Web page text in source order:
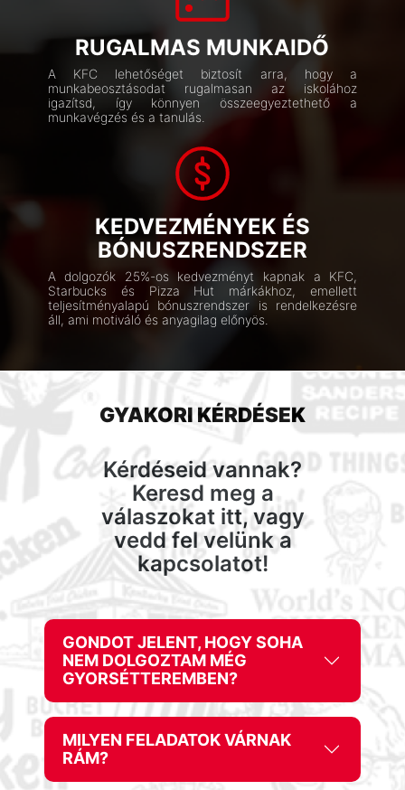
RUGALMAS MUNKAIDŐ
A KFC lehetőséget biztosít arra, hogy a
munkabeosztásodat rugalmasan az iskolához
igazítsd, így könnyen összeegyeztethető a
munkavégzés és a tanulás.
KEDVEZMÉNYEK ÉS
BÓNUSZRENDSZER
A dolgozók 25%-os kedvezményt kapnak a KFC,
Starbucks és Pizza Hut márkákhoz, emellett
teljesítményalapú bónuszrendszer is rendelkezésre
áll, ami motiváló és anyagilag előnyös.
GYAKORI KÉRDÉSEK
Kérdéseid vannak?
Keresd meg a
válaszokat itt, vagy
vedd fel velünk a
kapcsolatot!
GONDOT JELENT, HOGY SOHA
NEM DOLGOZTAM MÉG
GYORSÉTTEREMBEN?
MILYEN FELADATOK VÁRNAK
RÁM?